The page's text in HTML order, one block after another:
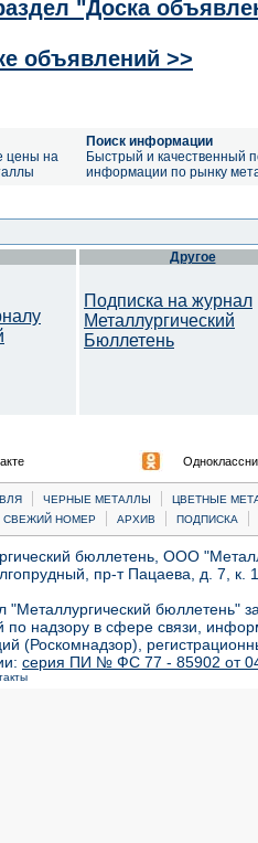
"Доска
объявлений >>
цены на
Поиск информации
Быстрый и качественный
информации по рынку
Другое
Подписка на журнал
Металлургический
Бюллетень
| ЧЕРНЫЕ МЕТАЛЛЫ |
ЦВЕТНЫЕ
СВЕЖИЙ НОМЕР | АРХИВ | ПОДПИСКА |
бюллетень, ООО
пр-т Пацаева, д. 7,
бюллетень"
по надзору в сфере связи,
(Роскомнадзор),
серия ПИ № ФС 77 - 85902 от 04